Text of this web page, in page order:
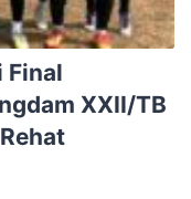
Final
XXII/TB